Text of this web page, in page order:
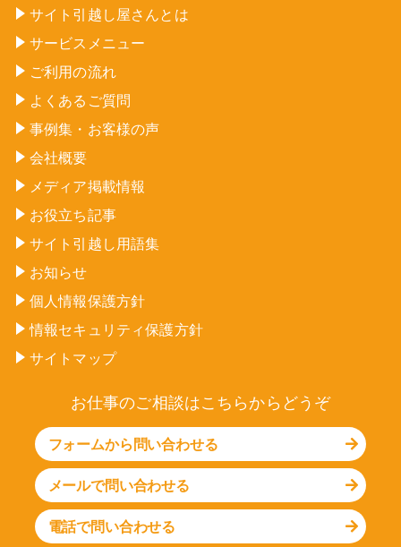
サイト引越し屋さんとは
サービスメニュー
ご利用の流れ
よくあるご質問
事例集・お客様の声
会社概要
メディア掲載情報
お役立ち記事
サイト引越し用語集
お知らせ
個人情報保護方針
情報セキュリティ保護方針
サイトマップ
お仕事のご相談はこちらからどうぞ
フォームから問い合わせる
メールで問い合わせる
電話で問い合わせる